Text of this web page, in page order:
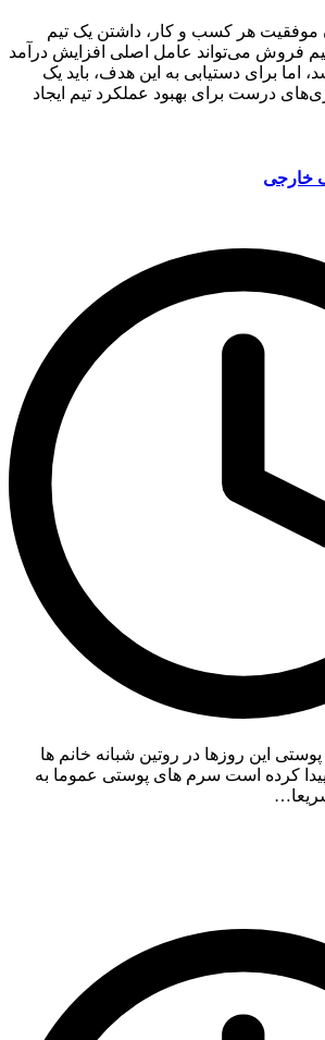
موفقیت هر کسب و کار، داشتن یک تیم
فروش می‌تواند عامل اصلی افزایش درآمد
اما برای دستیابی به این هدف، باید یک
درست برای بهبود عملکرد تیم ایجاد
خارجی
این روزها در روتین شبانه خانم ها
پیدا کرده است سرم های پوستی عموما به